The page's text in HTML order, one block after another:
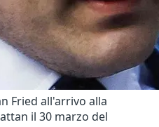
Fried all'arrivo alla
il 30 marzo del